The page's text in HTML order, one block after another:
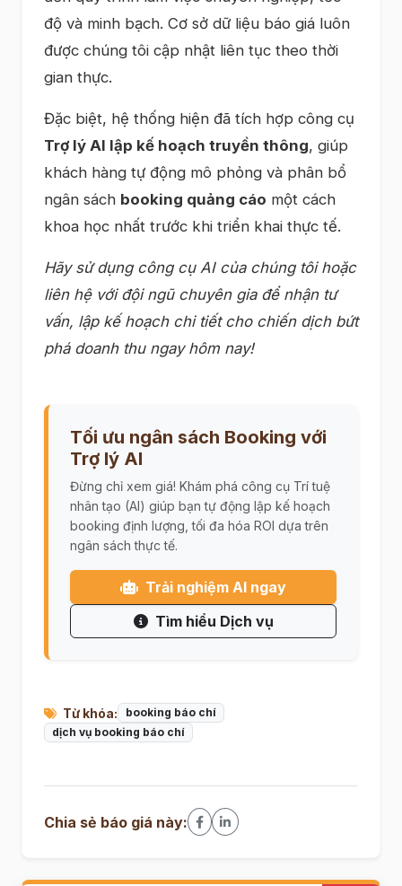
độ và minh bạch. Cơ sở dữ liệu báo giá luôn
được chúng tôi cập nhật liên tục theo thời
gian thực.
Đặc biệt, hệ thống hiện đã tích hợp công cụ
Trợ lý AI lập kế hoạch truyền thông, giúp
khách hàng tự động mô phỏng và phân bổ
ngân sách booking quảng cáo một cách
khoa học nhất trước khi triển khai thực tế.
Hãy sử dụng công cụ AI của chúng tôi hoặc
liên hệ với đội ngũ chuyên gia để nhận tư
vấn, lập kế hoạch chi tiết cho chiến dịch bứt
phá doanh thu ngay hôm nay!
Tối ưu ngân sách Booking với
Trợ lý AI
Đừng chỉ xem giá! Khám phá công cụ Trí tuệ
nhân tạo (AI) giúp bạn tự động lập kế hoạch
booking định lượng, tối đa hóa ROI dựa trên
ngân sách thực tế.
Trải nghiệm AI ngay
Tìm hiểu Dịch vụ
Từ khóa:
booking báo chí
dịch vụ booking báo chí
Chia sẻ báo giá này: